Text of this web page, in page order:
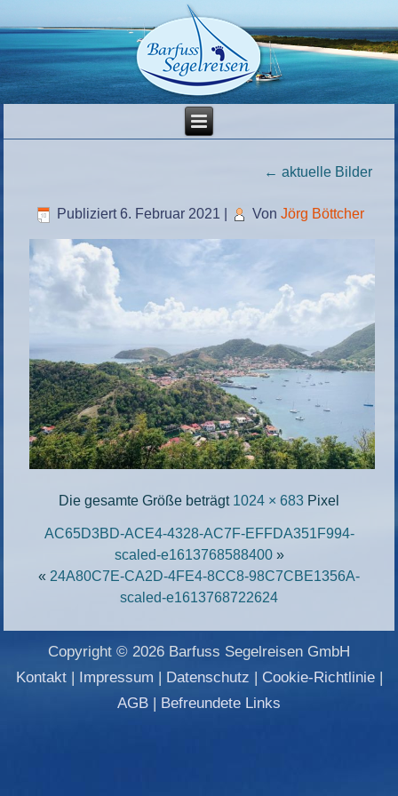
← aktuelle Bilder
Publiziert 6. Februar 2021 Von Jörg Böttcher
Die gesamte Größe beträgt 1024 × 683 Pixel
AC65D3BD-ACE4-4328-AC7F-EFFDA351F994-
scaled-e1613768588400»
« 24A80C7E-CA2D-4FE4-8CC8-98C7CBE1356A-
scaled-e1613768722624
Copyright © 2026 Barfuss Segelreisen GmbH
Kontakt| Impressum | Datenschutz | Cookie-Richtlinie|
AGB | Befreundete Links